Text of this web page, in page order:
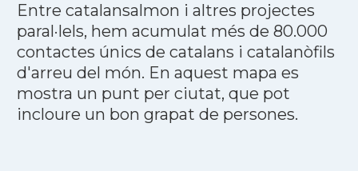
Entre catalansalmon i altres projectes
paral·lels, hem acumulat més de 80.000
contactes únics de catalans i catalanòfils
d'arreu del món. En aquest mapa es
mostra un punt per ciutat, que pot
incloure un bon grapat de persones.